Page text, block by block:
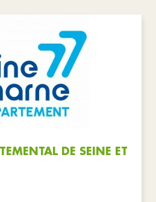
DE SEINE ET